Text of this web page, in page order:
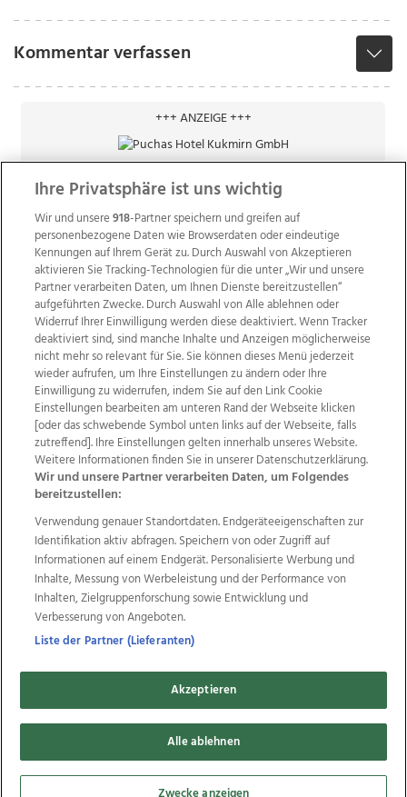
Kommentar verfassen
+++ ANZEIGE +++
Wir über uns Mediadaten Kontakt
Jobs
Datenschutz
Impressum
AGB Anzeigekunden
AGB Website
Ehrenkodex Politische Werbung
Weitere Angebote des Medienhauses Wimmer
TV1 di-mog-i.at OÖNow
Ischler Woche
Life Radio
OÖNachrichten
OÖN Immobilien
OÖN Karriere
OÖN Reise
Promenaden Galerien
Regionaljobs
wasistlos.at
Copyrights © 2026 Tips Zeitungs GmbH & Co KG
developed by11x11.net
Cookie Einstellungen bearbeiten
Ihre Privatsphäre ist uns wichtig
Wir und unsere918-Partner speichern und greifen auf
personenbezogene Daten wie Browserdaten oder eindeutige
Kennungen auf Ihrem Gerät zu. Durch Auswahl von Akzeptieren
aktivieren Sie Tracking-Technologien für die unter „Wir und unsere
Partner verarbeiten Daten, um Ihnen Dienste bereitzustellen“
aufgeführten Zwecke. Durch Auswahl von Alle ablehnen oder
Widerruf Ihrer Einwilligung werden diese deaktiviert. Wenn Tracker
deaktiviert sind, sind manche Inhalte und Anzeigen möglicherweise
nicht mehr so relevant für Sie. Sie können dieses Menü jederzeit
wieder aufrufen, um Ihre Einstellungen zu ändern oder Ihre
Einwilligung zu widerrufen, indem Sie auf den Link Cookie
Einstellungen bearbeiten am unteren Rand der Webseite klicken
[oder das schwebende Symbol unten links auf der Webseite, falls
zutreffend]. Ihre Einstellungen gelten innerhalb unseres Website.
Weitere Informationen finden Sie in unserer Datenschutzerklärung.
Wir und unsere Partner verarbeiten Daten, um Folgendes
bereitzustellen:
Verwendung genauer Standortdaten. Endgeräteeigenschaften zur
Identifikation aktiv abfragen. Speichern von oder Zugriff auf
Informationen auf einem Endgerät. Personalisierte Werbung und
Inhalte, Messung von Werbeleistung und der Performance von
Inhalten, Zielgruppenforschung sowie Entwicklung und
Verbesserung von Angeboten.
Liste der Partner (Lieferanten)
Akzeptieren
Alle ablehnen